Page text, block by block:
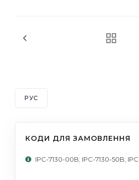
РУС
КОДИ ДЛЯ ЗАМОВЛЕННЯ
IPC-7130-00B; IPC-7130-50B;